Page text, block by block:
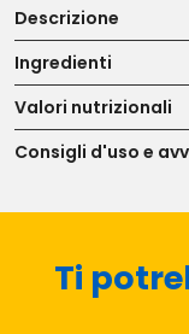
Descrizione
Ingredienti
Valori nutrizionali
Consigli d'uso e
Ti